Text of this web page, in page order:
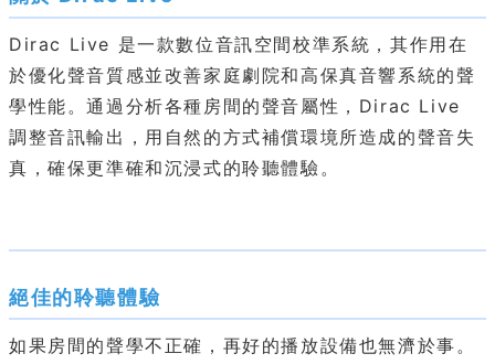
Dirac Live 是一款數位音訊空間校準系統，其作用在
於優化聲音質感並改善家庭劇院和高保真音響系統的聲
學性能。通過分析各種房間的聲音屬性，Dirac Live
調整音訊輸出，用自然的方式補償環境所造成的聲音失
真，確保更準確和沉浸式的聆聽體驗。
絕佳的聆聽體驗
如果房間的聲學不正確，再好的播放設備也無濟於事。